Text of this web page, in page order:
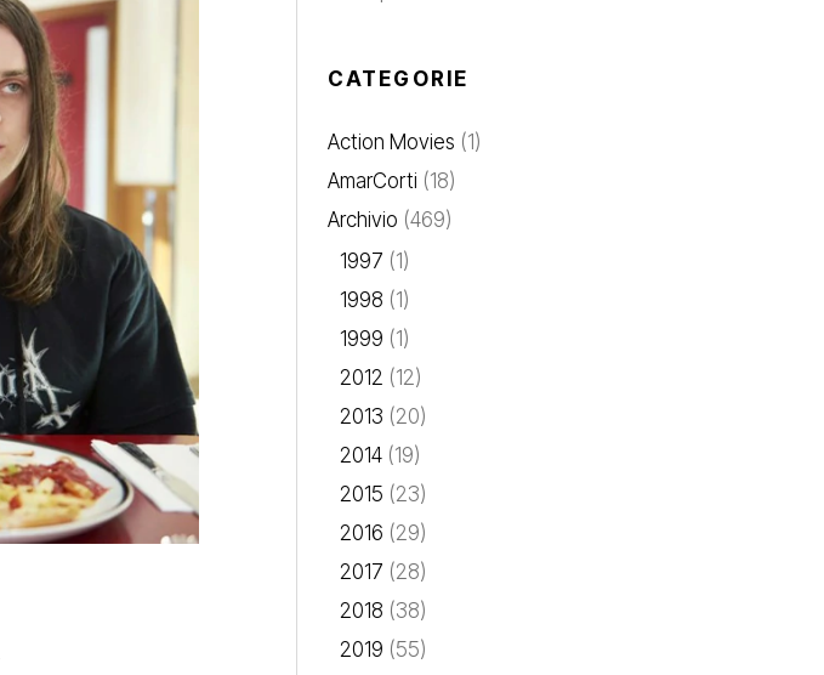
CATEGORIE
Action Movies (1)
AmarCorti (18)
Archivio (469)
1997 (1)
1998 (1)
1999 (1)
2012 (12)
2013 (20)
2014(19)
2015 (23)
2016 (29)
2017 (28)
2018 (38)
2019 (55)